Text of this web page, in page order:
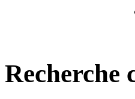
Recherche